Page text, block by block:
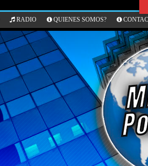
RADIO QUIENES SOMOS?